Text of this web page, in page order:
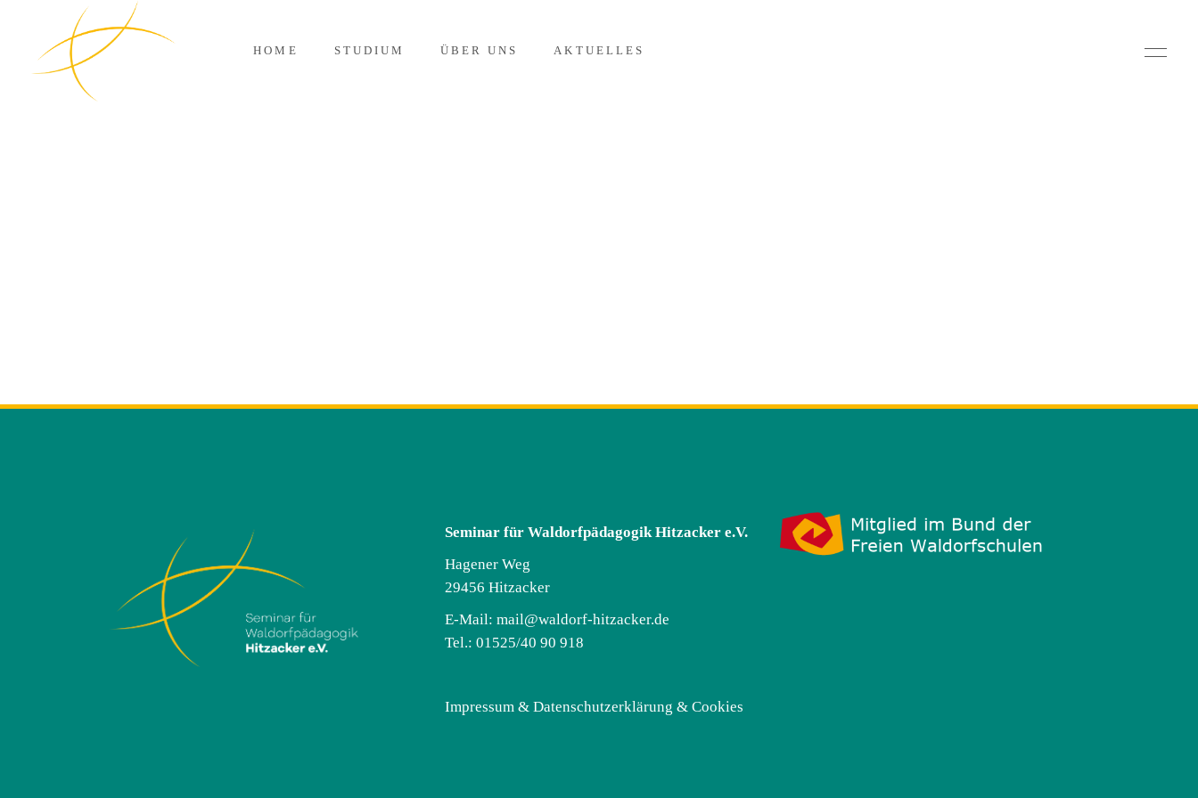
HOME STUDIUM ÜBER UNS AKTUELLES
Seminar für Waldorfpädagogik Hitzacker e.V.
Hagener Weg
29456 Hitzacker
E-Mail: mail@waldorf-hitzacker.de
Tel.: 01525/40 90 918
Impressum & Datenschutzerklärung & Cookies